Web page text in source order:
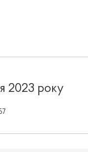
2023 року